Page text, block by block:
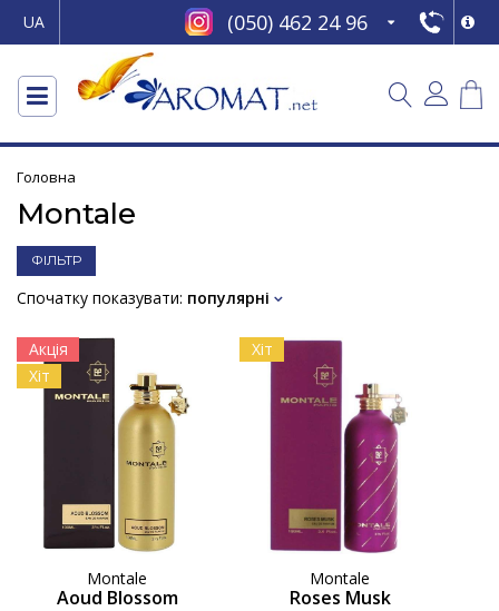
UA (050) 462 24 96
Головна
Montale
ФІЛЬТР
Спочатку показувати: популярні
Акція
Хіт
Montale
Aoud Blossom
Хіт
Montale
Roses Musk